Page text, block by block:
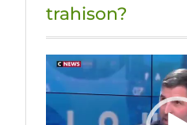
trahison?
Lecteur
vidéo